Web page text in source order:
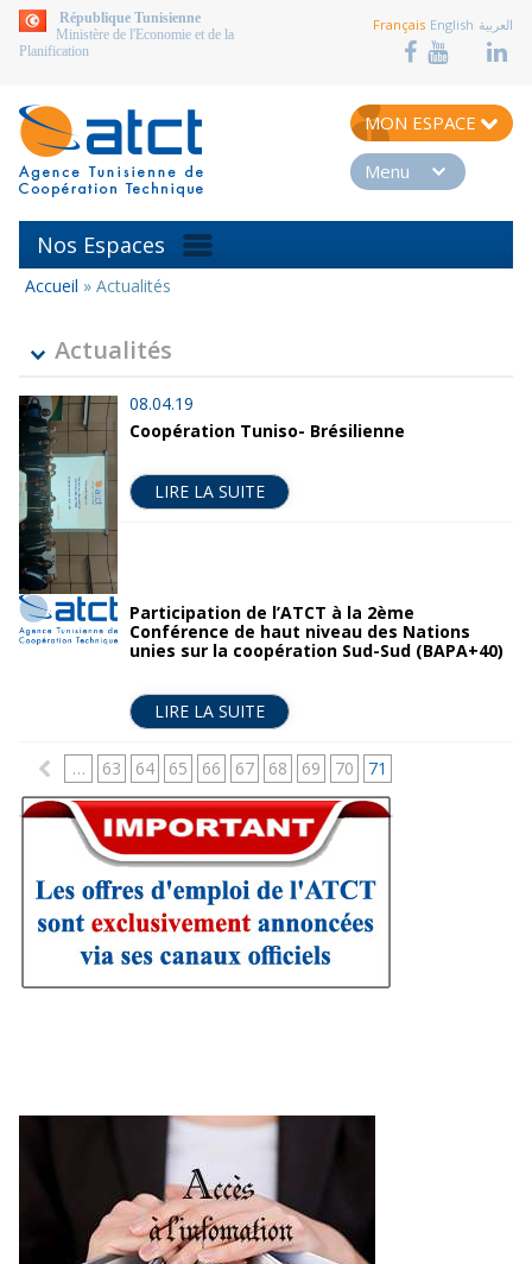
aller au contenu
République Tunisienne
Ministère de l'Economie et de la
Planification
Français English العربية
MON ESPACE
Menu
Nos Espaces
Vous
Accueil » Actualités
Actualités
08.04.19
Coopération Tuniso- Brésilienne
LIRE LA SUITE
Participation de l’ATCT à la 2ème
Conférence de haut niveau des Nations
unies sur la coopération Sud-Sud (BAPA+40)
LIRE LA SUITE
a
g
… 63 64 65 66 67 68 69 70 71